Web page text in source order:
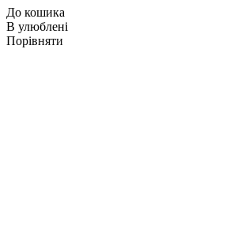
До кошика
В улюблені
Порівняти